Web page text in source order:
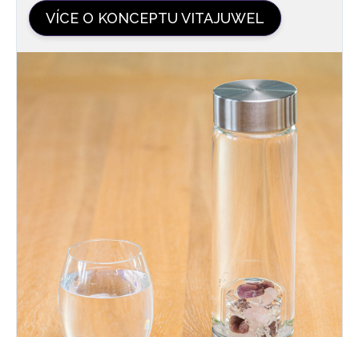
VÍCE O KONCEPTU VITAJUWEL